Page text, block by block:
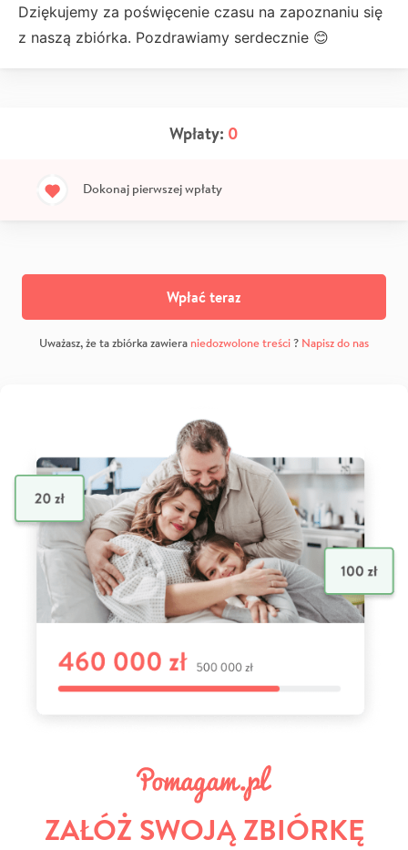
Dziękujemy za poświęcenie czasu na zapoznaniu się
z naszą zbiórka. Pozdrawiamy serdecznie 😊
Wpłaty: 0
Dokonaj pierwszej wpłaty
Wpłać teraz
Uważasz, że ta zbiórka zawiera niedozwolone treści? Napisz do nas
ZAŁÓŻ SWOJĄ ZBIÓRKĘ